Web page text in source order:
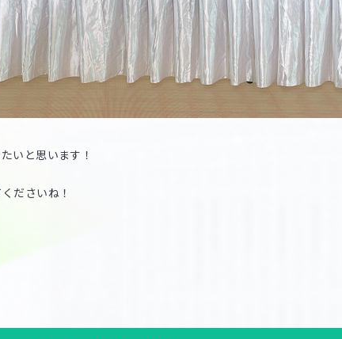
いと思います！
ださいね！